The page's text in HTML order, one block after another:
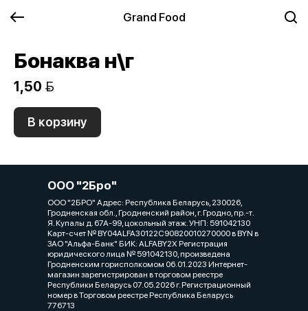
Grand Food
Бонаква н\г
1,50 
В корзину
ООО "2Бро"
ООО "2БРО" Адрес: Республика Беларусь, 230026,
Гродненская обл., Гродненский район, г. Гродно, пр.-т.
Я. Купалы д. 67А-99, цокольный этаж. УНП: 591042130
Карт-счет № BY04ALFA30122C90820010270000 в BYN в
ЗАО "Альфа-Банк" БИК: ALFABY2X Регистрация
юридического лица № 591042130, произведена
Гродненским горисполкомом 06.01.2023 Интернет-
магазин зарегистрирован в торговом реестре
Республики Беларусь 07.05.2026 г. Регистрационный
номер в Торговом реестре Республика Беларусь
776713